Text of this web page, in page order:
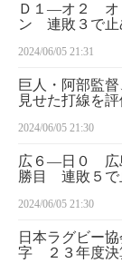
Ｄ１―オ２ オ
ン 連敗３で止
2024/06/05 21:31
巨人・阿部監
見せた打線を
2024/06/05 21:30
広６―日０ 広
勝目 連敗５で
2024/06/05 21:30
日本ラグビー
字 ２３年度決